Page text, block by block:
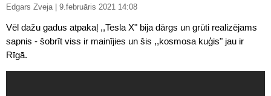
Edgars Zveja | 9.februāris 2021 14:08
Vēl dažu gadus atpakaļ ,,Tesla X" bija dārgs un grūti realizējams
sapnis - šobrīt viss ir mainījies un šis ,,kosmosa kuģis" jau ir
Rīgā.